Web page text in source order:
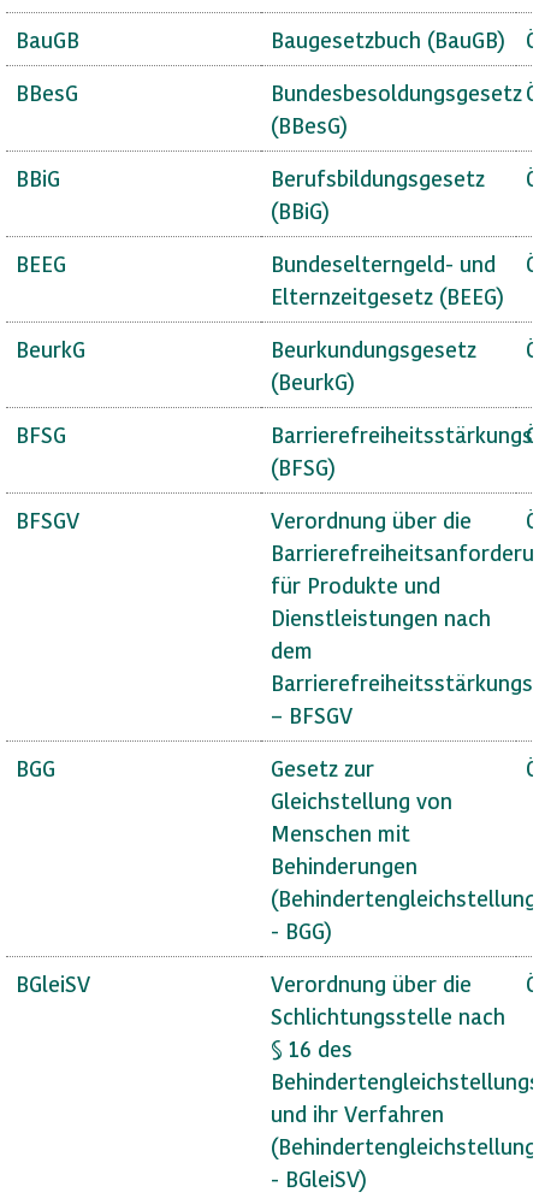
BauGB Baugesetzbuch (BauGB)
BBesG
Bundesbesoldungsgesetz
(BBesG)
BBiG
Berufsbildungsgesetz
(BBiG)
BEEG
Bundeselterngeld- und
Elternzeitgesetz (BEEG)
BeurkG
Beurkundungsgesetz
(BeurkG)
BFSG
(BFSG)
BFSGV
Verordnung über die
für Produkte und
Dienstleistungen nach
dem
– BFSGV
BGG
Gesetz zur
Gleichstellung von
Menschen mit
Behinderungen
- BGG)
BGleiSV
Verordnung über die
Schlichtungsstelle nach
§ 16 des
und ihr Verfahren
- BGleiSV)